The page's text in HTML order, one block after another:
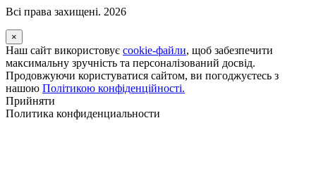
Всі права захищені. 2026
×
Наш сайт використовує cookie-файли, щоб забезпечити
максимальну зручність та персоналізований досвід.
Продовжуючи користуватися сайтом, ви погоджуєтесь з
нашою Політикою конфіденційності.
Прийняти
Политика конфиденциальности